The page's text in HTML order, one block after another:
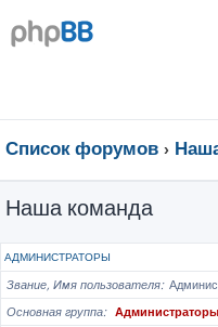
Список форумов
Наша команда
АДМИНИСТРАТОРЫ
Звание, Имя пользователя
Основная группа
Администраторы